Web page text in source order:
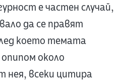
е частен случай,
да се правят
което темата
около
нея, всеки цитира